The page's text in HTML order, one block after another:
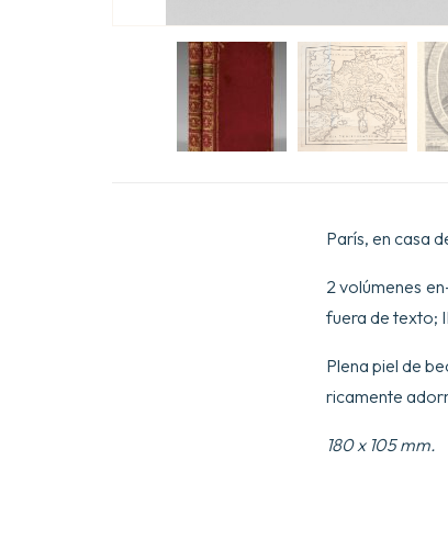
París, en casa
2 volúmenes
fuera de texto;
Plena piel de
ricamente
180 x 105 mm.